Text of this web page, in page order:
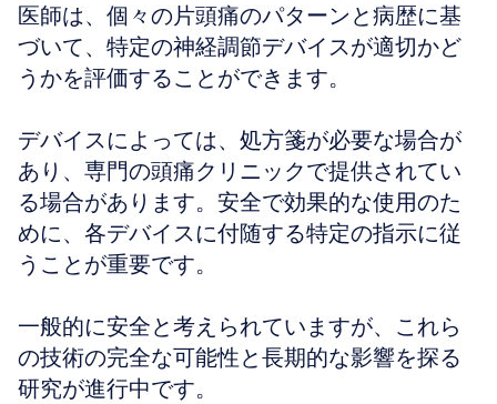
医師は、個々の片頭痛のパターンと病歴に基
づいて、特定の神経調節デバイスが適切かど
うかを評価することができます。
デバイスによっては、処方箋が必要な場合が
あり、専門の頭痛クリニックで提供されてい
る場合があります。安全で効果的な使用のた
めに、各デバイスに付随する特定の指示に従
うことが重要です。
一般的に安全と考えられていますが、これら
の技術の完全な可能性と長期的な影響を探る
研究が進行中です。